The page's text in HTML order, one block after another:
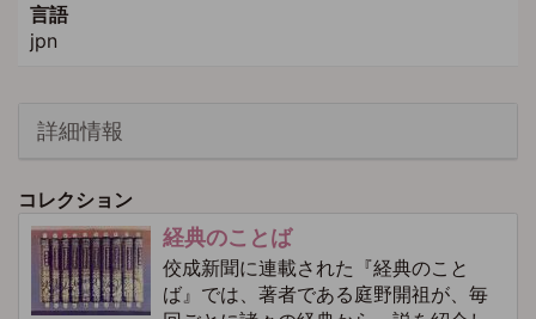
言語
jpn
詳細情報
コレクション
経典のことば
佼成新聞に連載された『経典のこと
ば』では、著者である庭野開祖が、毎